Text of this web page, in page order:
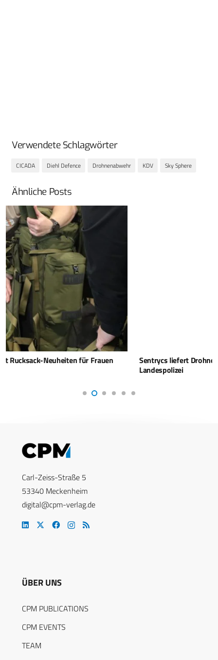
Verwendete Schlagwörter
CICADA Diehl Defence Drohnenabwehr KDV Sky Sphere
Ähnliche Posts
Sentrycs liefert Drohnenabwehrsystem an deutsche
Carl-Zeiss-Straße 5
53340 Meckenheim
digital@cpm-verlag.de
ÜBER UNS
CPM PUBLICATIONS
CPM EVENTS
TEAM